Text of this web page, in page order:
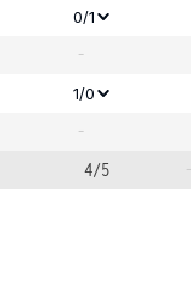
0/1
-
1/0
-
4/5